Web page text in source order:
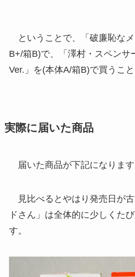
ということで、「破廉恥な
B+/箱B)で、「澤村・スペンサ
Ver.」を(本体A/箱B)で買うこと
実際に届いた商品
届いた商品が下記になります
見比べるとやはり発売日が
ドさん」は全体的に少しくた
す。